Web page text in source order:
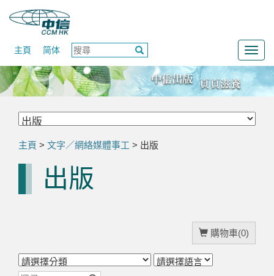
主頁 简体
主頁 > 文字／網絡媒體事工 > 出版
出版
購物車(0)